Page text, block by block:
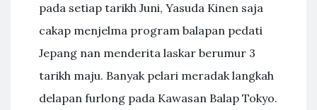
pada setiap tarikh Juni, Yasuda Kinen saja
cakap menjelma program balapan pedati
Jepang nan menderita laskar berumur 3
tarikh maju. Banyak pelari meradak langkah
delapan furlong pada Kawasan Balap Tokyo.